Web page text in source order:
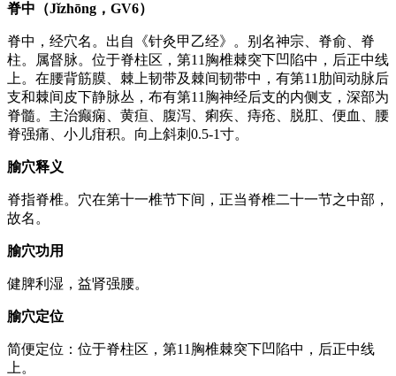
脊中（Jǐzhōng，GV6）
脊中，经穴名。出自《针灸甲乙经》。别名神宗、脊俞、脊
柱。属督脉。位于脊柱区，第11胸椎棘突下凹陷中，后正中线
上。在腰背筋膜、棘上韧带及棘间韧带中，有第11肋间动脉后
支和棘间皮下静脉丛，布有第11胸神经后支的内侧支，深部为
脊髓。主治癫痫、黄疸、腹泻、痢疾、痔疮、脱肛、便血、腰
脊强痛、小儿疳积。向上斜刺0.5-1寸。
腧穴释义
脊指脊椎。穴在第十一椎节下间，正当脊椎二十一节之中部，
故名。
腧穴功用
健脾利湿，益肾强腰。
腧穴定位
简便定位：位于脊柱区，第11胸椎棘突下凹陷中，后正中线
上。